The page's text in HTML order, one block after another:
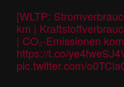
[WLTP:
km |
| CO₂-Emissionen
https://t.co/
pic.twitter.com/